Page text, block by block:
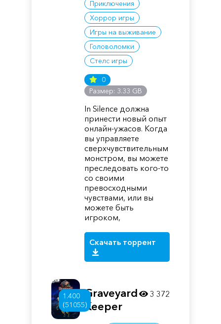
Приключения
Хоррор игры
Игры на выживание
Головоломки
Стелс игры
0
Размер: 3.33 GB
In Silence должна
принести новый опыт
онлайн-ужасов. Когда
вы управляете
сверхчувствительным
монстром, вы можете
преследовать кого-то
со своими
превосходными
чувствами, или вы
можете быть
игроком,
Скачать торрент
1.400
(51055)
Graveyard
Keeper
3 372